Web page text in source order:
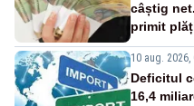
câștig
primit
10 aug. 2026,
Deficitul
16,4